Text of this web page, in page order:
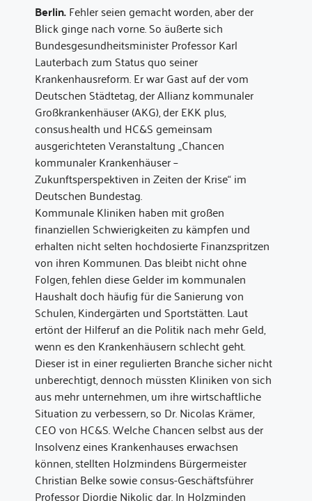
Berlin.Fehler seien gemacht worden, aber der
Blick ginge nach vorne. So äußerte sich
Bundesgesundheitsminister Professor Karl
Lauterbach zum Status quo seiner
Krankenhausreform. Er war Gast auf der vom
Deutschen Städtetag, der Allianz kommunaler
Großkrankenhäuser (AKG), der EKK plus,
consus.health und HC&S gemeinsam
ausgerichteten Veranstaltung „Chancen
kommunaler Krankenhäuser –
Zukunftsperspektiven in Zeiten der Krise“ im
Deutschen Bundestag.
Kommunale Kliniken haben mit großen
finanziellen Schwierigkeiten zu kämpfen und
erhalten nicht selten hochdosierte Finanzspritzen
von ihren Kommunen. Das bleibt nicht ohne
Folgen, fehlen diese Gelder im kommunalen
Haushalt doch häufig für die Sanierung von
Schulen, Kindergärten und Sportstätten. Laut
ertönt der Hilferuf an die Politik nach mehr Geld,
wenn es den Krankenhäusern schlecht geht.
Dieser ist in einer regulierten Branche sicher nicht
unberechtigt, dennoch müssten Kliniken von sich
aus mehr unternehmen, um ihre wirtschaftliche
Situation zu verbessern, so Dr. Nicolas Krämer,
CEO von HC&S. Welche Chancen selbst aus der
Insolvenz eines Krankenhauses erwachsen
können, stellten Holzmindens Bürgermeister
Christian Belke sowie consus-Geschäftsführer
Professor Djordje Nikolic dar. In Holzminden